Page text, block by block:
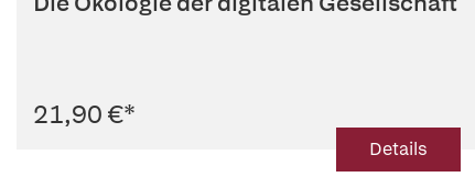
Loske (Hg.),Michael Müller (Hg.),Ernst Ulrich von Weizsäcker
21,90 €*
Details